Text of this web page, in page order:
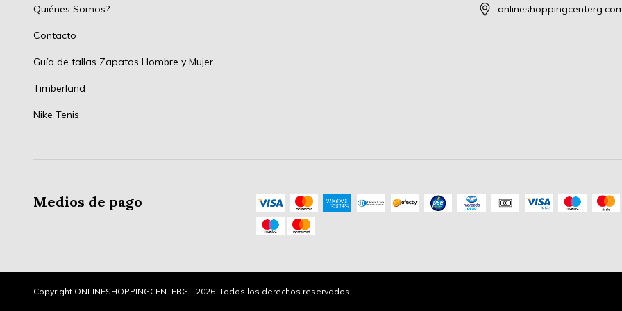
Quiénes Somos?
Contacto
Guía de tallas Zapatos Hombre y Mujer
Timberland
Nike Tenis
Medios de pago
Copyright ONLINESHOPPINGCENTERG - 2026. Todos los derechos reservados.